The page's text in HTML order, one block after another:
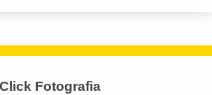
Fotografia